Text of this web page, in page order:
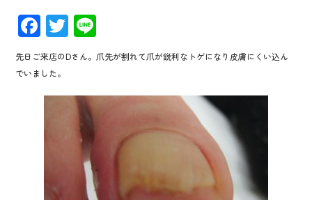
F
ac
e
b
o
o
T
wi
tt
er
n
e
先日ご来店のDさん。爪先が割れて爪が鋭利なトゲになり皮膚にくい込ん
でいました。